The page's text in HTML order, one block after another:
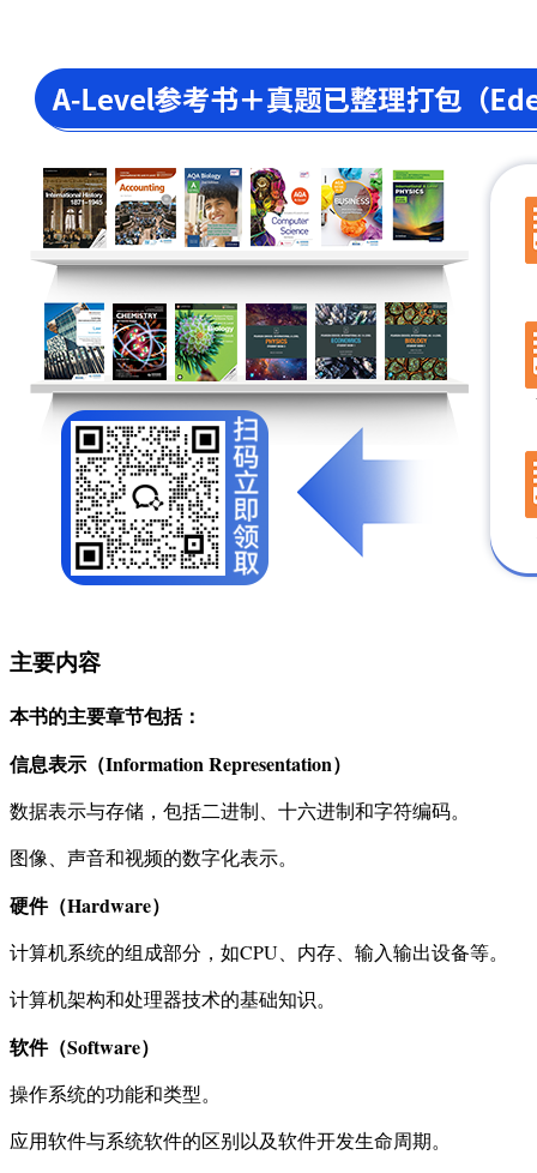
主要内容
本书的主要章节包括：
信息表示（Information Representation）
数据表示与存储，包括二进制、十六进制和字符编码。
图像、声音和视频的数字化表示。
硬件（Hardware）
计算机系统的组成部分，如CPU、内存、输入输出设备等。
计算机架构和处理器技术的基础知识。
软件（Software）
操作系统的功能和类型。
应用软件与系统软件的区别以及软件开发生命周期。